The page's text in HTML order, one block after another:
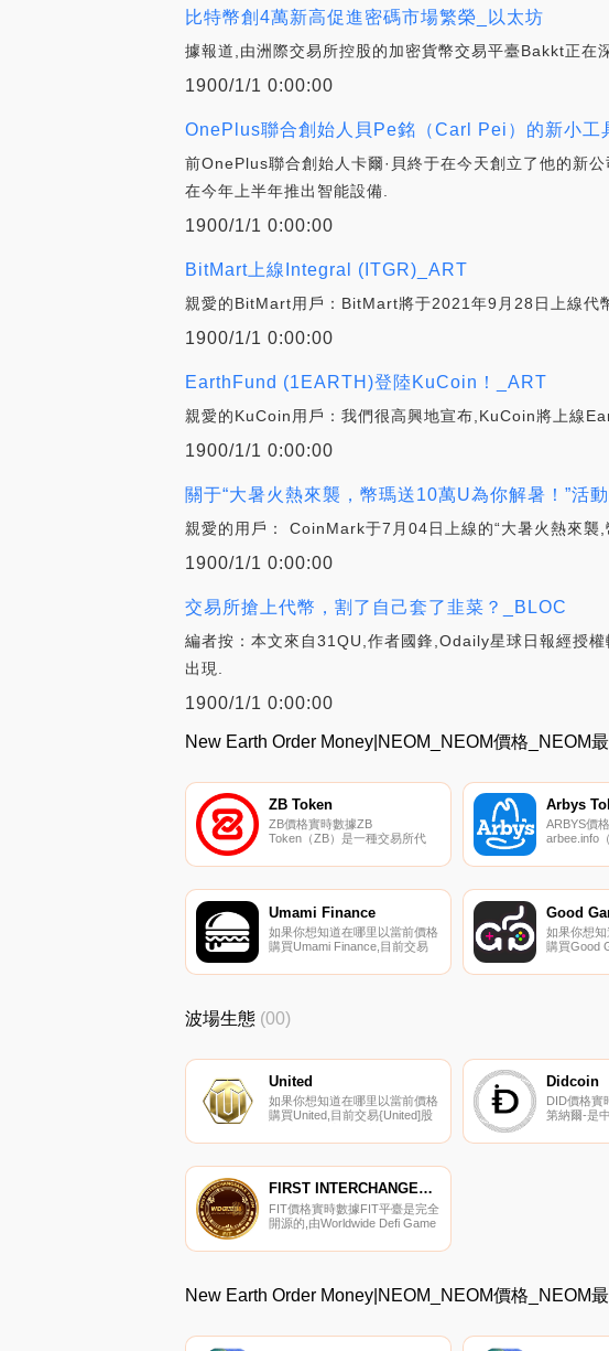
比特幣創4萬新高促進密碼市場繁榮_以太坊
據報道,由洲際交易所控股的加密貨幣交易平臺Bakkt正
1900/1/1 0:00:00
OnePlus聯合創始人貝Pe銘（Carl Pei）的新小工
前OnePlus聯合創始人卡爾·貝終于在今天創立了他的新
在今年上半年推出智能設備.
1900/1/1 0:00:00
BitMart上線Integral (ITGR)_ART
親愛的BitMart用戶：BitMart將于2021年9月28日上線
1900/1/1 0:00:00
EarthFund (1EARTH)登陸KuCoin！_ART
親愛的KuCoin用戶：我們很高興地宣布,KuCoin將上線
1900/1/1 0:00:00
關于“大暑火熱來襲，幣瑪送10萬U為你解暑！”活
親愛的用戶： CoinMark于7月04日上線的“大暑火熱來
1900/1/1 0:00:00
交易所搶上代幣，割了自己套了韭菜？_BLOC
編者按：本文來自31QU,作者國鋒,Odaily星球日報經授
出現.
1900/1/1 0:00:00
New Earth Order Money|NEOM_NEOM價格_NEOM
ZB Token
ZB價格實時數據ZB
Token（ZB）是一種交易所代
易所的本地貨幣。ZB可用于購
前訪問特殊的｛ZB}啟動板活
動、從季節性回購中獲得加密貨
幣獎勵,以及與｛ZB’交易所上市
的其他加密貨幣進行交易.
Arbys
ARBYS價
arbee.info
arbee.info
時內下跌
Umami Finance
如果你想知道在哪里以當前價格
購買Umami Finance,目前交易
密貨幣交易所是CoinW、
（ArUMAMItrum）和
KyberSwap
Good
如果你想
購買Good
加密貨幣交
波場生態 (00)
United
如果你想知道在哪里以當前價格
購買United,目前交易{United]股
BitMart和Sunswap V2。您可以
Didcoin
DID價格實
第納爾-是
代金融服
FIRST INTERCHANGEABLE TOKEN
FIT價格實時數據FIT平臺是完全
開源的,由Worldwide Defi Game
獻者維護。KOI FISH是第一款
New Earth Order Money|NEOM_NEOM價格_NEOM